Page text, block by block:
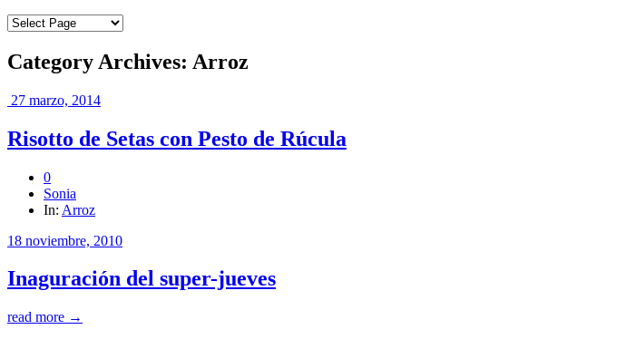
Category Archives: Arroz
27 marzo, 2014
Risotto de Setas con Pesto de Rúcula
0
Sonia
In: Arroz
18 noviembre, 2010
Inaguración del super-jueves
read more →